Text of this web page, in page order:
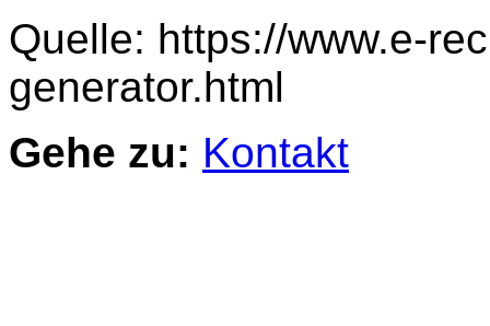
Quelle: https://www.e-
generator.html
Gehe zu: Kontakt